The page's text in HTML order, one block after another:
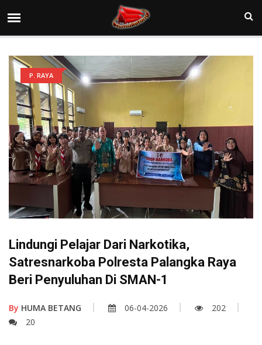
P. RAYA
Lindungi Pelajar Dari Narkotika,
Satresnarkoba Polresta Palangka Raya
Beri Penyuluhan Di SMAN-1
By HUMA BETANG 06-04-2026
202
20